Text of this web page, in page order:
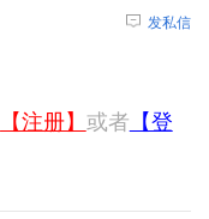
发私信
【注册】 或者 【登